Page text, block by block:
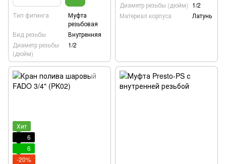
Тип фитинга
Муфта
резьбовая
Вид резьбы
Внутренняя
Диаметр резьбы
(дюйм)
1/2
Диаметр резьбы (дюйм) 1/2
Материал корпуса
Латунь
Хит
6
6
-20%